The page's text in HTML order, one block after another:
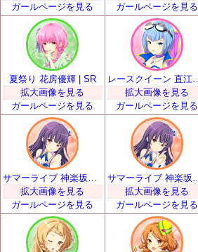
ガールページを見る
ガールページを見る
夏祭り 花房優輝 | SR
拡大画像を見る
ガールページを見る
拡大画像を見る
ガールページを見る
拡大画像を見る
ガールページを見る
拡大画像を見る
ガールページを見る